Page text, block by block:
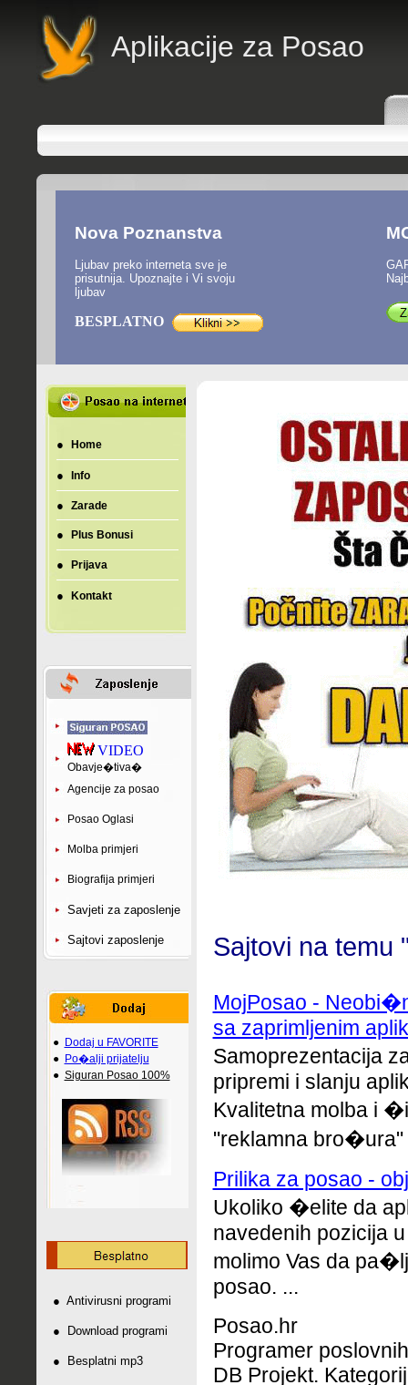
Aplikacije za Posao
Nova Poznanstva
Ljubav preko interneta sve je
prisutnija. Upoznajte i Vi svoju
ljubav
BESPLATNO
● Home
● Info
● Zarade
● Plus Bonusi
● Prijava
● Kontakt
VIDEO
Obavje�tiva�
Agencije za posao
Posao Oglasi
Molba primjeri
Biografija primjeri
Savjeti za zaposlenje
Sajtovi zaposlenje
● Dodaj u FAVORITE
● Po�alji prijatelju
● Siguran Posao 100%
● Antivirusni programi
● Download programi
● Besplatni mp3
Sajtovi na temu
MojPosao -
sa zaprimljenim
Samoprezentacija
pripremi i slanju
Kvalitetna molba i
"reklamna
Prilika za posao -
Ukoliko �elite da
navedenih pozicija
molimo Vas da
posao. ...
Posao.hr
Programer
DB Projekt.